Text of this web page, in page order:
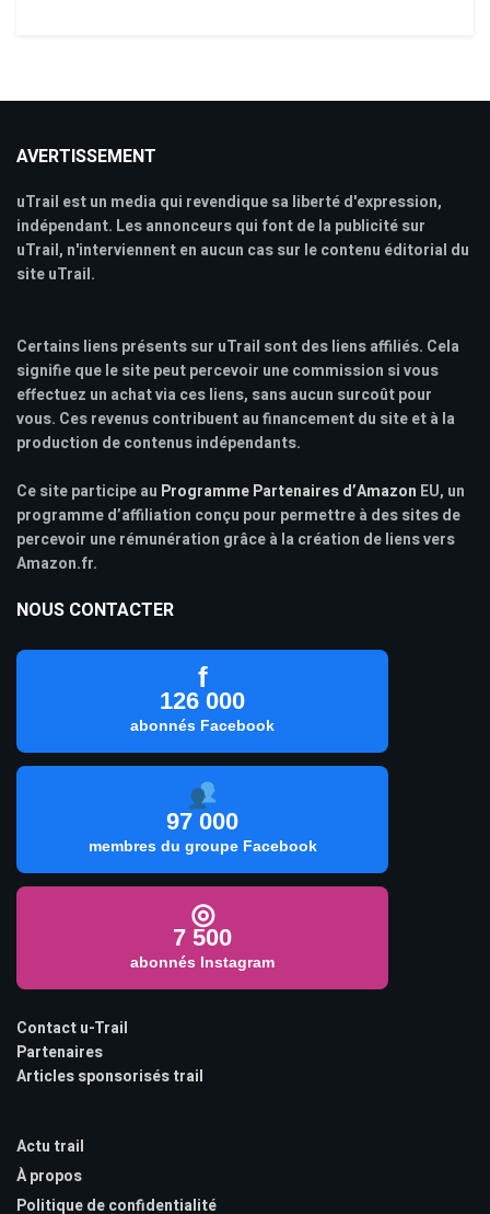
AVERTISSEMENT
uTrail est un media qui revendique sa liberté d'expression,
indépendant. Les annonceurs qui font de la publicité sur
uTrail, n'interviennent en aucun cas sur le contenu éditorial du
site uTrail.
Certains liens présents sur uTrail sont des liens affiliés. Cela
signifie que le site peut percevoir une commission si vous
effectuez un achat via ces liens, sans aucun surcoût pour
vous. Ces revenus contribuent au financement du site et à la
production de contenus indépendants.
Ce site participe au Programme Partenaires d’Amazon EU, un
programme d’affiliation conçu pour permettre à des sites de
percevoir une rémunération grâce à la création de liens vers
Amazon.fr.
NOUS CONTACTER
f
126 000
abonnés Facebook
97 000
membres du groupe Facebook
◎
7 500
abonnés Instagram
Contact u-Trail
Partenaires
Articles sponsorisés trail
Actu trail
À propos
Politique de confidentialité